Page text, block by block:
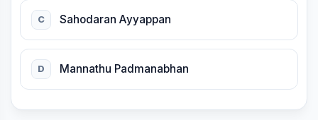
C Sahodaran Ayyappan
D Mannathu Padmanabhan